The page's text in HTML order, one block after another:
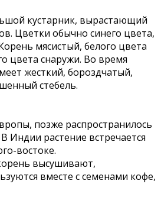
кустарник, вырастающий
Цветки обычно синего цвета,
мясистый, белого цвета
цвета снаружи. Во время
жесткий, бороздчатый,
стебель.
позже распространилось
Индии растение встречается
востоке.
высушивают,
вместе с семенами кофе,